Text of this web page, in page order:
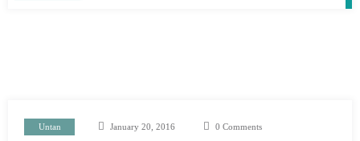
Untan January 20, 2016 0 Comments